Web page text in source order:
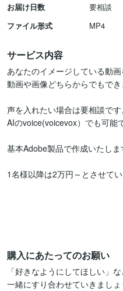
お届け日数
要相談
ファイル形式
MP4
サービス内容
あなたのイメージしている動画
動画や画像どちらからでもでき
声を入れたい場合は要相談です
AIのvoice(voicevox）でも可能
基本Adobe製品で作成いたしま
1名様以降は2万円～とさせてい
購入にあたってのお願い
「好きなようにしてほしい」
一緒にすり合わせていきましょ